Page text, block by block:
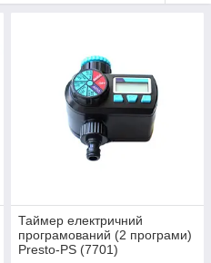
Таймер електричний
програмований (2 програми)
Presto-PS (7701)